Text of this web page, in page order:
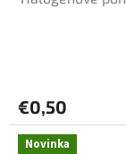
€0,50
Novinka